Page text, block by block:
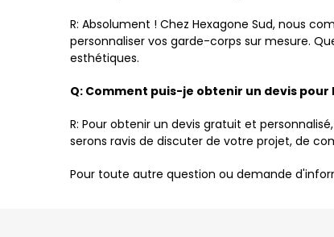
R: Absolument ! Chez Hexagone Sud, nous
personnaliser vos garde-corps sur mesure.
esthétiques.
Q: Comment puis-je obtenir un devis
R: Pour obtenir un devis gratuit et
serons ravis de discuter de votre projet, de
Pour toute autre question ou demande